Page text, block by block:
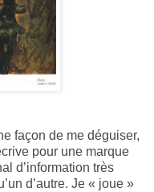
façon de me déguiser,
pour une marque
d’information très
d’autre. Je « joue »